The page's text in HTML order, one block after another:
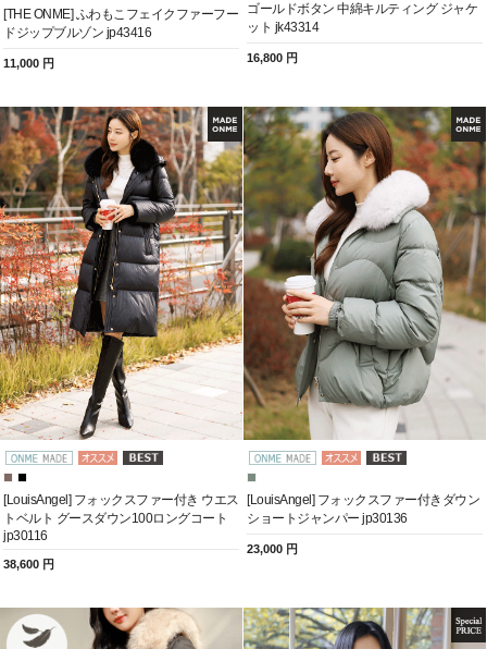
[THE ONME] ふわもこフェイクファーフー
ドジップブルゾン jp43416
11,000 円
ゴールドボタン 中綿キルティング ジャケ
ット jk43314
16,800 円
[LouisAngel] フォックスファー付き ウエス
トベルト グースダウン100ロングコート
jp30116
38,600 円
[LouisAngel] フォックスファー付きダウン
ショートジャンパー jp30136
23,000 円